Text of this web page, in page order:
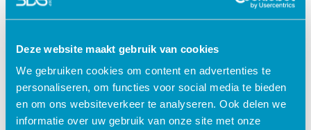
Deze website maakt gebruik van cookies
We gebruiken cookies om content en advertenties te
personaliseren, om functies voor social media te bieden
en om ons websiteverkeer te analyseren. Ook delen we
informatie over uw gebruik van onze site met onze